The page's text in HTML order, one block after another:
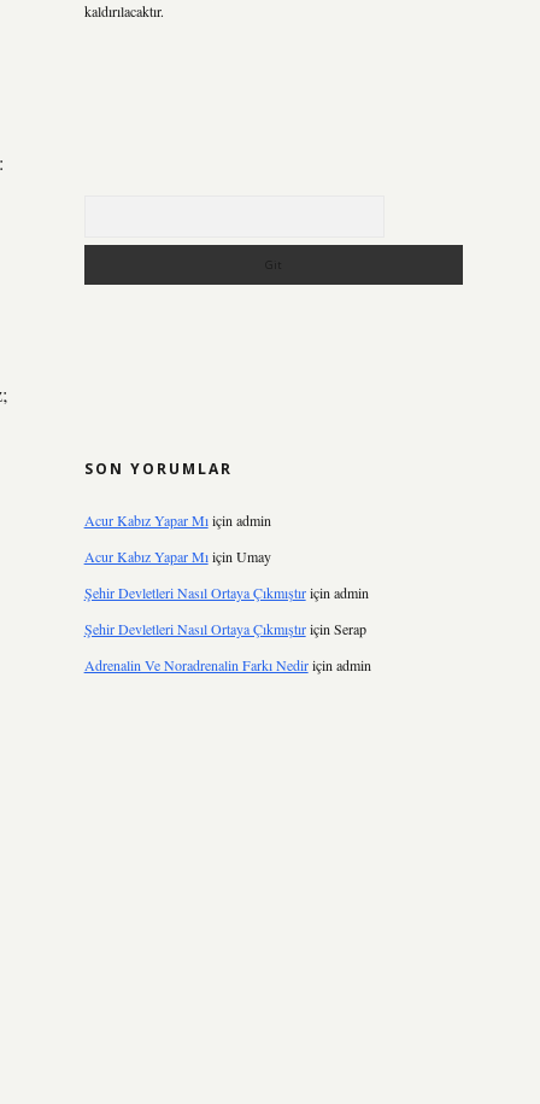
kaldırılacaktır.
SON YORUMLAR
Acur Kabız Yapar Mıiçin admin
Acur Kabız Yapar Mıiçin Umay
Şehir Devletleri Nasıl Ortaya Çıkmıştıriçin admin
Şehir Devletleri Nasıl Ortaya Çıkmıştıriçin Serap
Adrenalin Ve Noradrenalin Farkı Nediriçin admin